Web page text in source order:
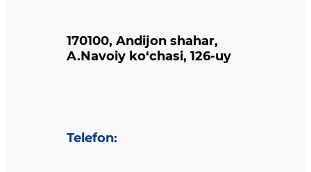
170100, Andijon shahar,
A.Navoiy ko‘chasi, 126-uy
Telefon: